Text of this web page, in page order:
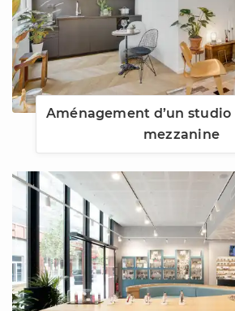
Aménagement d’un studio
mezzanine